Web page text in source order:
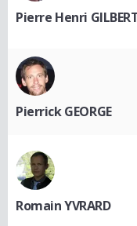
Pierre Henri
Pierrick GEORGE
Romain YVRARD